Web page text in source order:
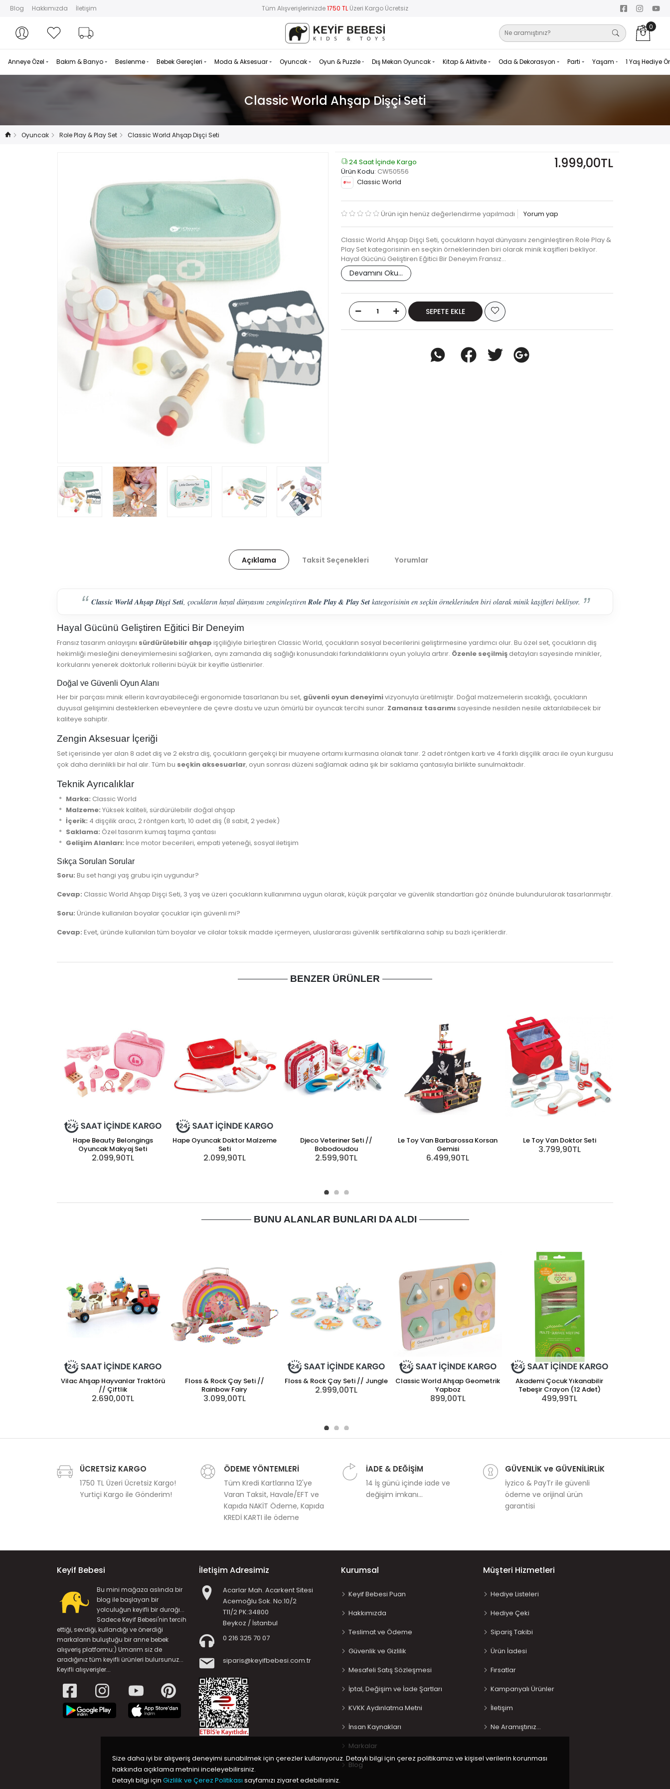
Blog Hakkımızda İletişim Tüm Alışverişlerinizde1750 TL Üzeri Kargo Ücretsiz
Hesabım
Hesabım Favorilerim 0
Anneye Özel Bakım & Banyo Beslenme Bebek Gereçleri Moda & Aksesuar Oyuncak Oyun & Puzzle Dış Mekan Oyuncak Kitap & Aktivite Oda & Dekorasyon Parti Yaşam 1 Yaş Hediye
Classic World Ahşap Dişçi Seti
Oyuncak Role Play & Play Set Classic World Ahşap Dişçi Seti
24 Saat İçinde Kargo
Ürün Kodu: CW50556
Classic World
1.999,00TL
Ürün için henüz değerlendirme yapılmadı Yorum yap
Classic World Ahşap Dişçi Seti, çocukların hayal dünyasını zenginleştiren Role Play &
Play Set kategorisinin en seçkin örneklerinden biri olarak minik kaşifleri bekliyor.
Hayal Gücünü Geliştiren Eğitici Bir Deneyim Fransız…
Devamını Oku...
SEPETE EKLE
Açıklama Taksit Seçenekleri Yorumlar
Classic World Ahşap Dişçi Seti, çocukların hayal dünyasını zenginleştirenRole Play & Play Setkategorisinin en seçkin örneklerinden biri olarak minik kaşifleri bekliyor.
Hayal Gücünü Geliştiren Eğitici Bir Deneyim
Fransız tasarım anlayışını sürdürülebilir ahşap işçiliğiyle birleştiren Classic World, çocukların sosyal becerilerini geliştirmesine yardımcı olur. Bu özel set, çocukların diş
hekimliği mesleğini deneyimlemesini sağlarken, aynı zamanda diş sağlığı konusundaki farkındalıklarını oyun yoluyla artırır. Özenle seçilmiş detayları sayesinde minikler,
korkularını yenerek doktorluk rollerini büyük bir keyifle üstlenirler.
Doğal ve Güvenli Oyun Alanı
Her bir parçası minik ellerin kavrayabileceği ergonomide tasarlanan bu set, güvenli oyun deneyimivizyonuyla üretilmiştir. Doğal malzemelerin sıcaklığı, çocukların
duyusal gelişimini desteklerken ebeveynlere de çevre dostu ve uzun ömürlü bir oyuncak tercihi sunar. Zamansız tasarımı sayesinde nesilden nesile aktarılabilecek bir
kaliteye sahiptir.
Zengin Aksesuar İçeriği
Set içerisinde yer alan 8 adet diş ve 2 ekstra diş, çocukların gerçekçi bir muayene ortamı kurmasına olanak tanır. 2 adet röntgen kartı ve 4 farklı dişçilik aracı ile oyun kurgusu
çok daha derinlikli bir hal alır. Tüm bu seçkin aksesuarlar, oyun sonrası düzeni sağlamak adına şık bir saklama çantasıyla birlikte sunulmaktadır.
Teknik Ayrıcalıklar
Marka: Classic World
Malzeme: Yüksek kaliteli, sürdürülebilir doğal ahşap
İçerik: 4 dişçilik aracı, 2 röntgen kartı, 10 adet diş (8 sabit, 2 yedek)
Saklama: Özel tasarım kumaş taşıma çantası
Gelişim Alanları: İnce motor becerileri, empati yeteneği, sosyal iletişim
Sıkça Sorulan Sorular
Soru: Bu set hangi yaş grubu için uygundur?
Cevap: Classic World Ahşap Dişçi Seti, 3 yaş ve üzeri çocukların kullanımına uygun olarak, küçük parçalar ve güvenlik standartları göz önünde bulundurularak tasarlanmıştır.
Soru: Üründe kullanılan boyalar çocuklar için güvenli mi?
Cevap: Evet, üründe kullanılan tüm boyalar ve cilalar toksik madde içermeyen, uluslararası güvenlik sertifikalarına sahip su bazlı içeriklerdir.
BENZER ÜRÜNLER
Hape Beauty Belongings
Oyuncak Makyaj Seti
2.099,90TL
Hape Oyuncak Doktor Malzeme
Seti
2.099,90TL
Djeco Veteriner Seti //
Bobodoudou
2.599,90TL
Le Toy Van Barbarossa Korsan
Gemisi
6.499,90TL
Le Toy Van Doktor Seti
3.799,90TL
BUNU ALANLAR BUNLARI DA ALDI
Vilac Ahşap Hayvanlar Traktörü
// Çiftlik
2.690,00TL
Floss & Rock Çay Seti //
Rainbow Fairy
3.099,00TL
Floss & Rock Çay Seti // Jungle
2.999,00TL
Classic World Ahşap Geometrik
Yapboz
899,00TL
Akademi Çocuk Yıkanabilir
Tebeşir Crayon (12 Adet)
499,99TL
ÜCRETSİZ KARGO
1750 TL Üzeri Ücretsiz Kargo!
Yurtiçi Kargo ile Gönderim!
ÖDEME YÖNTEMLERİ
Tüm Kredi Kartlarına 12'ye
Varan Taksit, Havale/EFT ve
Kapıda NAKİT Ödeme, Kapıda
KREDİ KARTI ile ödeme
İADE & DEĞİŞİM
14 İş günü içinde iade ve
değişim imkanı...
GÜVENLİK ve GÜVENİLİRLİK
İyzico & PayTr ile güvenli
ödeme ve orijinal ürün
garantisi
Keyif Bebesi
Bu mini mağaza aslında bir
blog ile başlayan bir
yolculuğun keyifli bir durağı...
Sadece Keyif Bebesi'nin tercih
ettiği, sevdiği, kullandığı ve önerdiği
markaların buluştuğu bir anne bebek
alışveriş platformu:) Umarım siz de
aradığınız tüm keyifli ürünleri bulursunuz...
Keyifli alışverişler...
İletişim Adresimiz
Acarlar Mah. Acarkent Sitesi
Acemoğlu Sok. No:10/2
T11/2 PK:34800
Beykoz / İstanbul
0 216 325 70 07
siparis@keyifbebesi.com.tr
Kurumsal
Keyif Bebesi Puan
Hakkımızda
Teslimat ve Ödeme
Güvenlik ve Gizlilik
Mesafeli Satış Sözleşmesi
İptal, Değişim ve İade Şartları
KVKK Aydınlatma Metni
İnsan Kaynakları
Markalar
Blog
Müşteri Hizmetleri
Hediye Listeleri
Hediye Çeki
Sipariş Takibi
Ürün İadesi
Fırsatlar
Kampanyalı Ürünler
İletişim
Ne Aramıştınız…
Size daha iyi bir alışveriş deneyimi sunabilmek için çerezler kullanıyoruz. Detaylı bilgi için çerez politikamızı ve kişisel verilerin korunması
hakkında açıklama metnini inceleyebilirsiniz.
Detaylı bilgi için Gizlilik ve Çerez Politikası sayfamızı ziyaret edebilirsiniz.